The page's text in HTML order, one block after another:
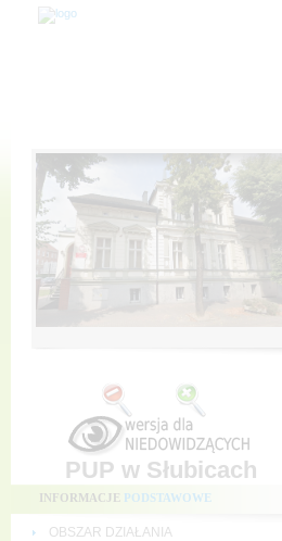
PUP w Słubicach
INFORMACJE PODSTAWOWE
OBSZAR DZIAŁANIA